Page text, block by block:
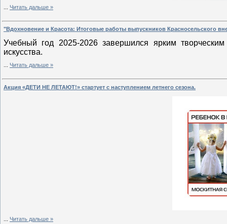
Читать дальше »
"Вдохновение и Красота: Итоговые работы выпускников Красносельского
Учебный год 2025-2026 завершился ярким
искусства.
Читать дальше »
Акция «ДЕТИ НЕ ЛЕТАЮТ!» стартует с наступлением летнего сезона.
Читать дальше »